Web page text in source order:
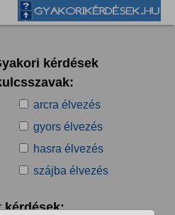
kérdések
arcra élvezés
gyors élvezés
hasra élvezés
szájba élvezés
kérdések: